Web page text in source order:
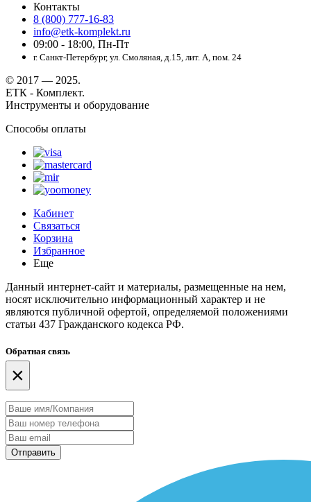
Контакты
8 (800) 777-16-83
info@etk-komplekt.ru
09:00 - 18:00, Пн-Пт
г. Санкт-Петербург, ул. Смоляная, д.15, лит. А, пом. 24
© 2017 — 2025.
ЕТК - Комплект.
Инструменты и оборудование
Способы оплаты
Кабинет
Связаться
Корзина
Избранное
Еще
Данный интернет-сайт и материалы, размещенные на нем,
носят исключительно информационный характер и не
являются публичной офертой, определяемой положениями
статьи 437 Гражданского кодекса РФ.
Обратная связь
×
Отправить